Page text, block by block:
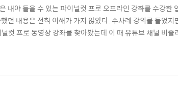
내야 들을 수 있는 파이널컷 프로 오프라인 강좌를 수강한
던 내용은 전혀 이해가 가지 않았다. 수차례 강의를 들었지
컷 프로 동영상 강좌를 찾아봤는데 이 때 유튜브 채널 비즐
영상 강의는 지금까지 봤던 그 어떤 동영상 강좌보다 유용